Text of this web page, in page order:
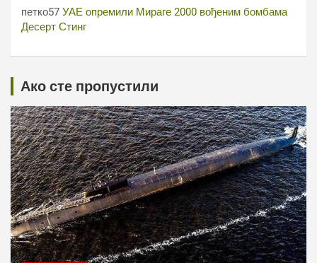
петко57 УАЕ опремили Мираге 2000 вођеним бомбама
Десерт Стинг
Ако сте пропустили